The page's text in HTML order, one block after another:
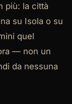
più: la città
su Isola o su
quel
— non un
da nessuna